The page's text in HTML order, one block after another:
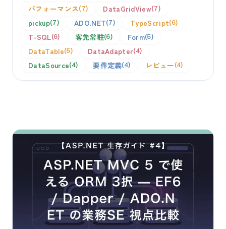
パフォーマンス 7 DataGridView 7
pickup 7 ADO.NET 7 TypeScript 6
T-SQL 6 客先常駐 6 Form 5
DataTable 5 DataAdapter 4
DataSource 4 要件定義 4 レビュー 4